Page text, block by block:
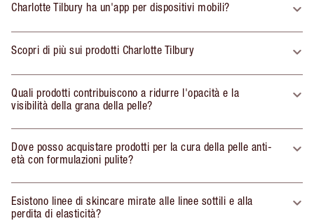
Charlotte Tilbury ha un'app per dispositivi mobili?
Scopri di più sui prodotti Charlotte Tilbury
Quali prodotti contribuiscono a ridurre l'opacità e la
visibilità della grana della pelle?
Dove posso acquistare prodotti per la cura della pelle anti-
età con formulazioni pulite?
Esistono linee di skincare mirate alle linee sottili e alla
perdita di elasticità?